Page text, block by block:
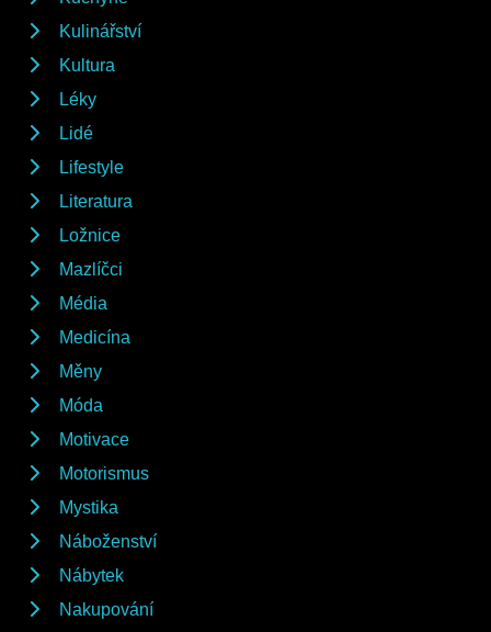
Kulinářství
Kultura
Léky
Lidé
Lifestyle
Literatura
Ložnice
Mazlíčci
Média
Medicína
Měny
Móda
Motivace
Motorismus
Mystika
Náboženství
Nábytek
Nakupování